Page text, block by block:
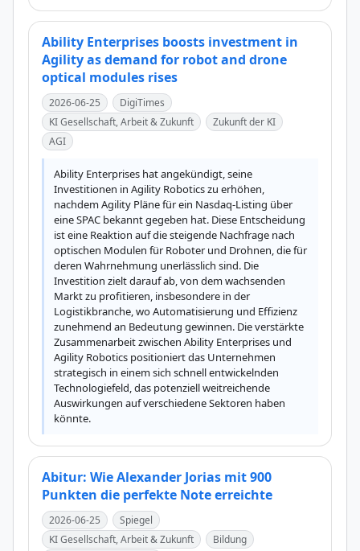
Ability Enterprises boosts investment in
Agility as demand for robot and drone
optical modules rises
2026-06-25
DigiTimes
KI Gesellschaft, Arbeit & Zukunft
Zukunft der KI
AGI
Ability Enterprises hat angekündigt, seine
Investitionen in Agility Robotics zu erhöhen,
nachdem Agility Pläne für ein Nasdaq-Listing über
eine SPAC bekannt gegeben hat. Diese Entscheidung
ist eine Reaktion auf die steigende Nachfrage nach
optischen Modulen für Roboter und Drohnen, die für
deren Wahrnehmung unerlässlich sind. Die
Investition zielt darauf ab, von dem wachsenden
Markt zu profitieren, insbesondere in der
Logistikbranche, wo Automatisierung und Effizienz
zunehmend an Bedeutung gewinnen. Die verstärkte
Zusammenarbeit zwischen Ability Enterprises und
Agility Robotics positioniert das Unternehmen
strategisch in einem sich schnell entwickelnden
Technologiefeld, das potenziell weitreichende
Auswirkungen auf verschiedene Sektoren haben
könnte.
Abitur: Wie Alexander Jorias mit 900
Punkten die perfekte Note erreichte
2026-06-25
Spiegel
KI Gesellschaft, Arbeit & Zukunft
Bildung